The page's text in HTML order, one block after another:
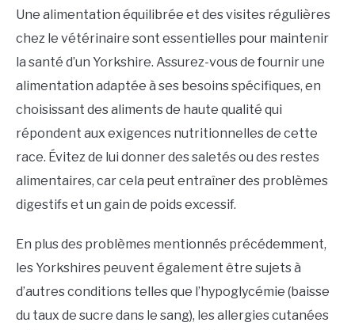
Une alimentation équilibrée et des visites régulières
chez le vétérinaire sont essentielles pour maintenir
la santé d’un Yorkshire. Assurez-vous de fournir une
alimentation adaptée à ses besoins spécifiques, en
choisissant des aliments de haute qualité qui
répondent aux exigences nutritionnelles de cette
race. Évitez de lui donner des saletés ou des restes
alimentaires, car cela peut entraîner des problèmes
digestifs et un gain de poids excessif.
En plus des problèmes mentionnés précédemment,
les Yorkshires peuvent également être sujets à
d’autres conditions telles que l’hypoglycémie (baisse
du taux de sucre dans le sang), les allergies cutanées